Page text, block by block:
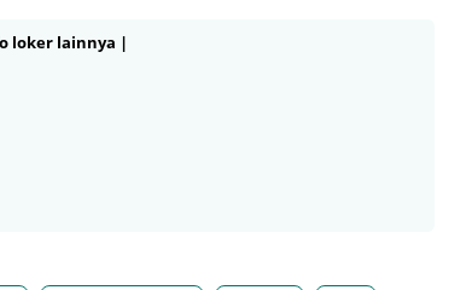
loker lainnya |